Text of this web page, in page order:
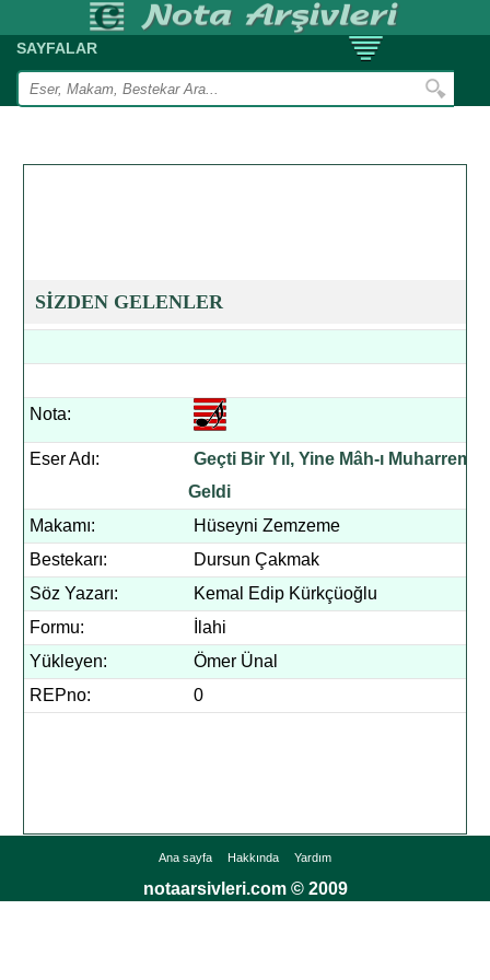
SAYFALAR
SİZDEN GELENLER
Nota:
Eser Adı:
Geçti Bir Yıl, Yine Mâh-ı Muharrem
Geldi
Makamı:
Hüseyni Zemzeme
Bestekarı:
Dursun Çakmak
Söz Yazarı:
Kemal Edip Kürkçüoğlu
Formu:
İlahi
Yükleyen:
Ömer Ünal
REPno:
0
Ana sayfa Hakkında Yardım
notaarsivleri.com © 2009